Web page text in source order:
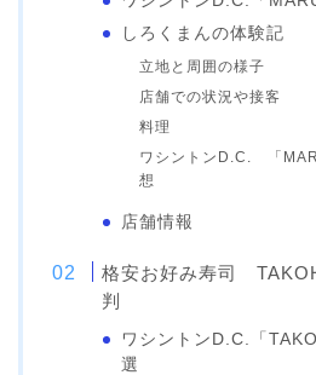
しろくまんの体験記
立地と周囲の様子
店舗での状況や接客
料理
ワシントンD.C. 「
想
店舗情報
格安お好み寿司
判
ワシントンD.C.「
選